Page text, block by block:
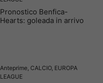
Pronostico Benfica-
Hearts: goleada in arrivo
Anteprime CALCIO, EUROPA
LEAGUE